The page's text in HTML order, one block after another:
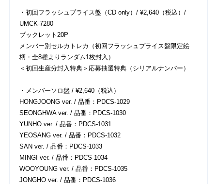
・初回フラッシュプライス盤（CD only）/ ¥2,640（税込）/
UMCK-7280
ブックレット20P
メンバー別セルカトレカ（初回フラッシュプライス盤限定絵
柄・全8種よりランダム1枚封入）
＜初回生産分封入特典＞応募抽選特典（シリアルナンバー）
・メンバーソロ盤 / ¥2,640（税込）
HONGJOONG ver. / 品番：PDCS-1029
SEONGHWA ver. / 品番：PDCS-1030
YUNHO ver. / 品番：PDCS-1031
YEOSANG ver. / 品番：PDCS-1032
SAN ver. / 品番：PDCS-1033
MINGI ver. / 品番：PDCS-1034
WOOYOUNG ver. / 品番：PDCS-1035
JONGHO ver. / 品番：PDCS-1036